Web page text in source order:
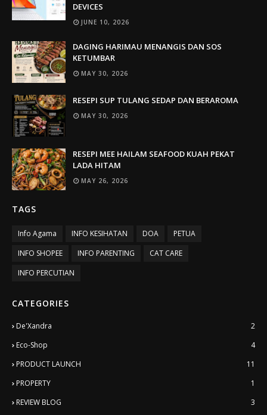
DEVICES
JUNE 10, 2026
DAGING HARIMAU MENANGIS DAN SOS
KETUMBAR
MAY 30, 2026
RESEPI SUP TULANG SEDAP DAN BERAROMA
MAY 30, 2026
RESEPI MEE HAILAM SEAFOOD KUAH PEKAT
LADA HITAM
MAY 26, 2026
TAGS
Info Agama INFO KESIHATAN DOA
PETUA
INFO SHOPEE
INFO PARENTING
CAT CARE
INFO PERCUTIAN
CATEGORIES
De'Xandra
2
Eco-Shop
4
PRODUCT LAUNCH
11
PROPERTY
1
REVIEW BLOG
3